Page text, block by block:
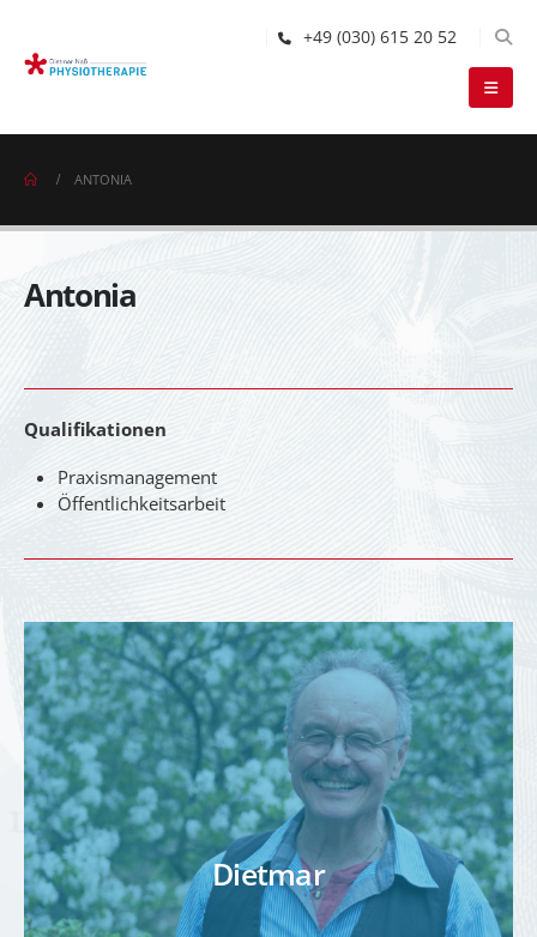
+49 (030) 615 20 52
ANTONIA
Antonia
Qualifikationen
Praxismanagement
Öffentlichkeitsarbeit
Dietmar